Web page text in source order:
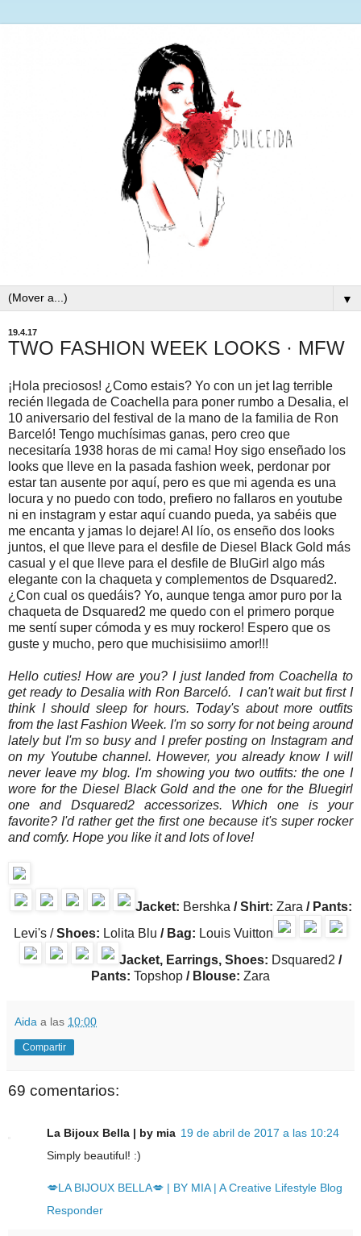
▼
19.4.17
TWO FASHION WEEK LOOKS · MFW
¡Hola preciosos! ¿Como estais? Yo con un jet lag terrible
recién llegada de Coachella para poner rumbo a Desalia, el
10 aniversario del festival de la mano de la familia de Ron
Barceló! Tengo muchísimas ganas, pero creo que
necesitaría 1938 horas de mi cama! Hoy sigo enseñado los
looks que lleve en la pasada fashion week, perdonar por
estar tan ausente por aquí, pero es que mi agenda es una
locura y no puedo con todo, prefiero no fallaros en youtube
ni en instagram y estar aquí cuando pueda, ya sabéis que
me encanta y jamas lo dejare! Al lío, os enseño dos looks
juntos, el que lleve para el desfile de Diesel Black Gold más
casual y el que lleve para el desfile de BluGirl algo más
elegante con la chaqueta y complementos de Dsquared2.
¿Con cual os quedáis? Yo, aunque tenga amor puro por la
chaqueta de Dsquared2 me quedo con el primero porque
me sentí super cómoda y es muy rockero! Espero que os
guste y mucho, pero que muchisisiimo amor!!!
Hello cuties! How are you? I just landed from Coachella to
get ready to Desalia with Ron Barceló. I can't wait but first I
think I should sleep for hours. Today's about more outfits
from the last Fashion Week. I'm so sorry for not being around
lately but I'm so busy and I prefer posting on Instagram and
on my Youtube channel. However, you already know I will
never leave my blog. I'm showing you two outfits: the one I
wore for the Diesel Black Gold and the one for the Bluegirl
one and Dsquared2 accessorizes. Which one is your
favorite? I'd rather get the first one because it's super rocker
and comfy. Hope you like it and lots of love!
Jacket: Bershka / Shirt: Zara / Pants:
Levi's /Shoes: Lolita Blu / Bag: Louis Vuitton
Jacket, Earrings, Shoes: Dsquared2 /
Pants: Topshop / Blouse: Zara
Aida a las 10:00
Compartir
69 comentarios:
La Bijoux Bella | by mia 19 de abril de 2017 a las 10:24
Simply beautiful! :)
💋LA BIJOUX BELLA💋 | BY MIA | A Creative Lifestyle Blog
Responder